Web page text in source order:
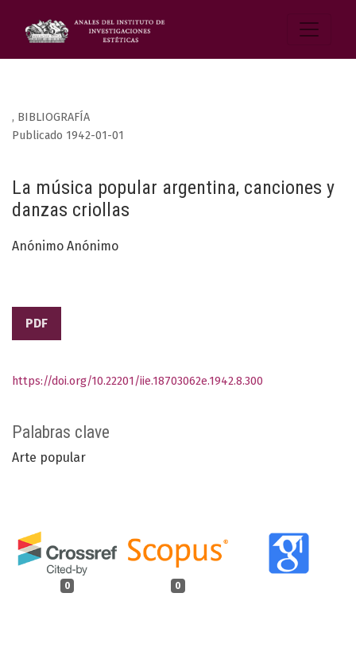
, BIBLIOGRAFÍA
La música popular argentina, canciones y
danzas criollas
Publicado 1942-01-01
Anónimo Anónimo
PDF
Palabras clave
Arte popular
0 0
https://doi.org/10.22201/iie.18703062e.1942.8.300